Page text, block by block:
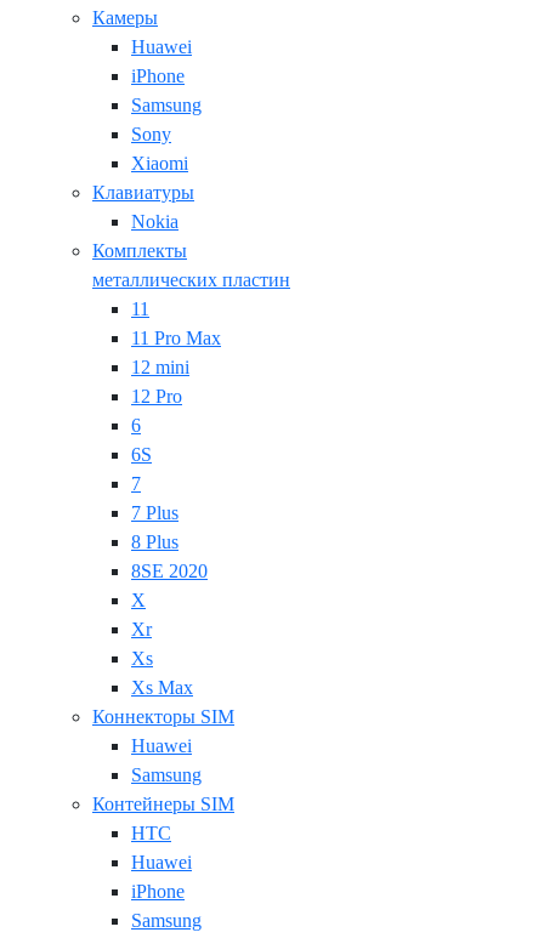
Камеры
Huawei
iPhone
Samsung
Sony
Xiaomi
Клавиатуры
Nokia
Комплекты
металлических пластин
11
11 Pro Max
12 mini
12 Pro
6
6S
7
7 Plus
8 Plus
8SE 2020
X
Xr
Xs
Xs Max
Коннекторы SIM
Huawei
Samsung
Контейнеры SIM
HTC
Huawei
iPhone
Samsung